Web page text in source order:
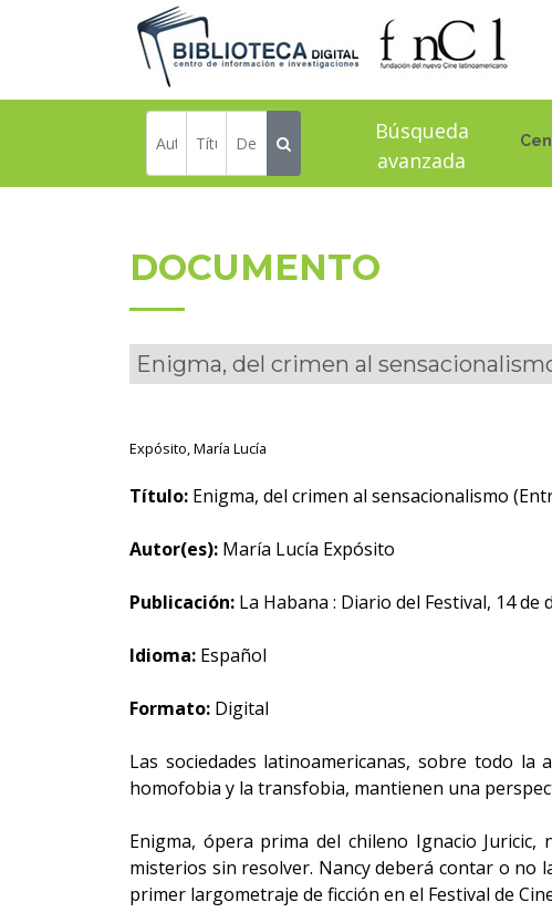
Búsqueda
avanzada
DOCUMENTO
Enigma, del crimen al
Expósito, María Lucía
Título: Enigma, del crimen al sensacionalismo
Autor(es): María Lucía Expósito
Publicación: La Habana : Diario del Festival, 14 de
Idioma: Español
Formato: Digital
Las sociedades latinoamericanas, sobre todo
homofobia y la transfobia, mantienen una
Enigma, ópera prima del chileno Ignacio
misterios sin resolver. Nancy deberá contar o no
primer largometraje de ficción en el Festival de